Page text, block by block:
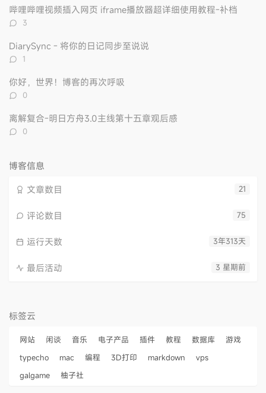
数：
哔哩哔哩视频插入网页 iframe播放器超详细使用教程-补档
评
数：
3
DiarySync - 将你的日记同步至说说
评
数：
1
你好，世界！博客的再次呼吸
评
数：
0
离解复合-明日方舟3.0主线第十五章观后感
评
0
博客信息
21
文章数目
75
评论数目
3年313天
运行天数
3 星期前
最后活动
标签云
网站 闲谈 音乐 电子产品 插件 教程 数据库
游戏
typecho
mac 编程 3D打印 markdown
vps
galgame
柚子社